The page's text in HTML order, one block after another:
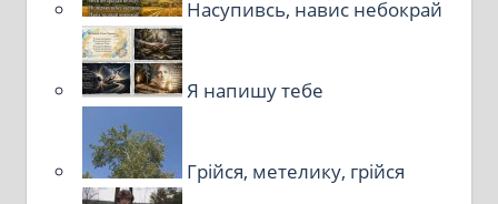
Насупивсь, навис небокрай
Я напишу тебе
Грійся, метелику, грійся